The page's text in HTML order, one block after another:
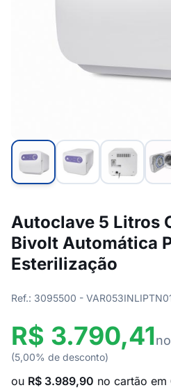
Autoclave 5 Litros
Bivolt Automática
Esterilização
Ref.: 3095500 -
R$ 3.790,41
(5,00% de desconto)
ou R$ 3.989,90 no cartão em